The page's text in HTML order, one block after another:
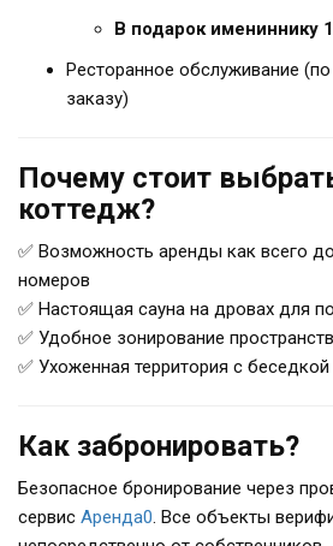
В подарок имениннику
Ресторанное обслуживание
заказу)
Почему стоит
коттедж?
✅ Возможность аренды как всего
номеров
✅ Настоящая сауна на дровах для
✅ Удобное зонирование
✅ Ухоженная территория с
Как забронировать?
Безопасное бронирование через
сервис Аренда0. Все объекты